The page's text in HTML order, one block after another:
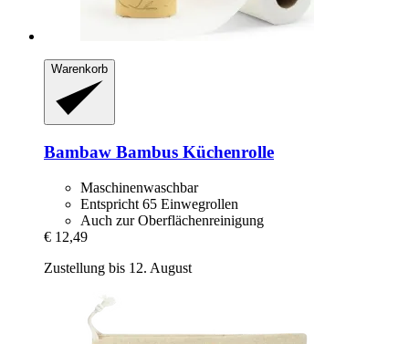
Warenkorb
Bambaw Bambus Küchenrolle
Maschinenwaschbar
Entspricht 65 Einwegrollen
Auch zur Oberflächenreinigung
€ 12,49
Zustellung bis 12. August